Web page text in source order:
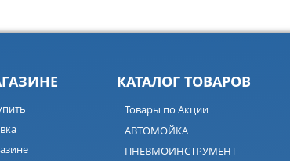
КАТАЛОГ ТОВАРОВ
Товары по Акции
АВТОМОЙКА
ПНЕВМОИНСТРУМЕНТ